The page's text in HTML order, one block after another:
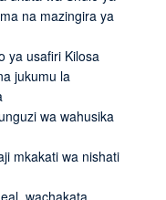
na mazingira ya
ya usafiri Kilosa
jukumu la
wa wahusika
mkakati wa nishati
wachakata